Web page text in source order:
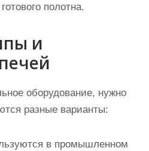
полотна.
и
оборудование, нужно
разные варианты:
в промышленном